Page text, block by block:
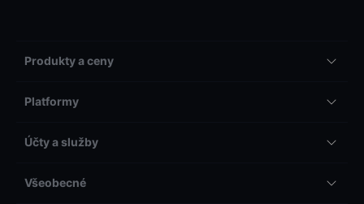
Produkty a ceny
Platformy
Účty a služby
Všeobecné